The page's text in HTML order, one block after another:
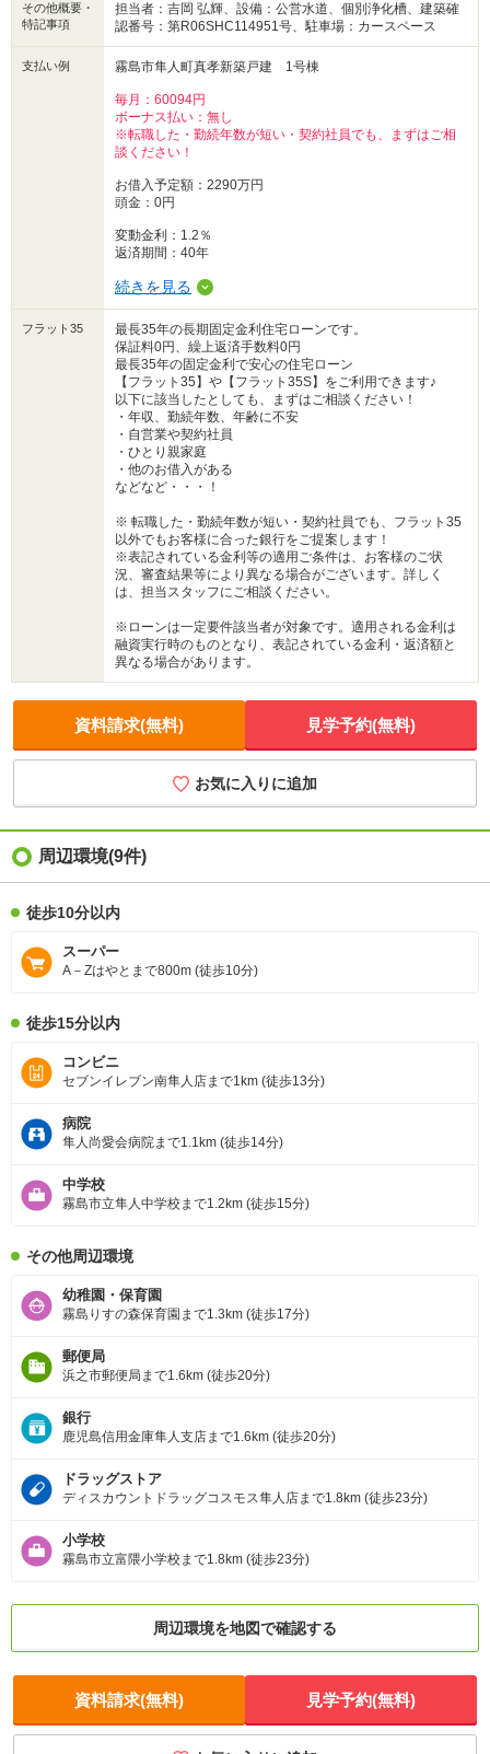
その他概要・
特記事項
担当者：吉岡 弘輝、設備：公営水道、個別浄化槽、建築確
認番号：第R06SHC114951号、駐車場：カースペース
支払い例 霧島市隼人町真孝新築戸建 1号棟
毎月：60094円
ボーナス払い：無し
※転職した・勤続年数が短い・契約社員でも、まずはご相
談ください！
お借入予定額：2290万円
頭金：0円
変動金利：1.2％
返済期間：40年
続きを見る
フラット35
最長35年の長期固定金利住宅ローンです。
保証料0円、繰上返済手数料0円
最長35年の固定金利で安心の住宅ローン
【フラット35】や【フラット35S】をご利用できます♪
以下に該当したとしても、まずはご相談ください！
・年収、勤続年数、年齢に不安
・自営業や契約社員
・ひとり親家庭
・他のお借入がある
などなど・・・！
※ 転職した・勤続年数が短い・契約社員でも、フラット35
以外でもお客様に合った銀行をご提案します！
※表記されている金利等の適用ご条件は、お客様のご状
況、審査結果等により異なる場合がございます。詳しく
は、担当スタッフにご相談ください。
※ローンは一定要件該当者が対象です。適用される金利は
融資実行時のものとなり、表記されている金利・返済額と
異なる場合があります。
資料請求(無料) 見学予約(無料)
お気に入りに追加
周辺環境(9件)
徒歩10分以内
スーパー
A－Zはやとまで800m (徒歩10分)
徒歩15分以内
コンビニ
セブンイレブン南隼人店まで1km (徒歩13分)
病院
隼人尚愛会病院まで1.1km (徒歩14分)
中学校
霧島市立隼人中学校まで1.2km (徒歩15分)
その他周辺環境
幼稚園・保育園
霧島りすの森保育園まで1.3km (徒歩17分)
郵便局
浜之市郵便局まで1.6km (徒歩20分)
銀行
鹿児島信用金庫隼人支店まで1.6km (徒歩20分)
ドラッグストア
ディスカウントドラッグコスモス隼人店まで1.8km (徒歩23分)
小学校
霧島市立富隈小学校まで1.8km (徒歩23分)
周辺環境を地図で確認する
資料請求(無料) 見学予約(無料)